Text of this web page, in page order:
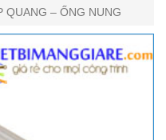
QUANG – ỐNG NUNG